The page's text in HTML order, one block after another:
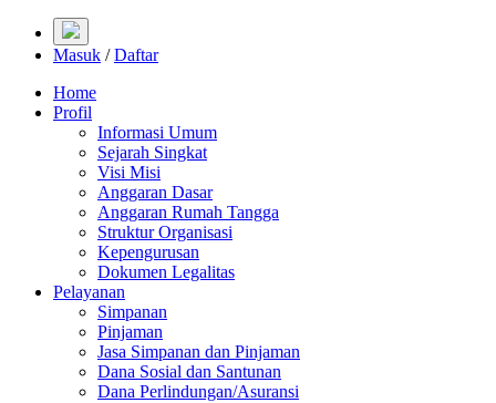
Masuk / Daftar
Home
Profil
Informasi Umum
Sejarah Singkat
Visi Misi
Anggaran Dasar
Anggaran Rumah Tangga
Struktur Organisasi
Kepengurusan
Dokumen Legalitas
Pelayanan
Simpanan
Pinjaman
Jasa Simpanan dan Pinjaman
Dana Sosial dan Santunan
Dana Perlindungan/Asuransi